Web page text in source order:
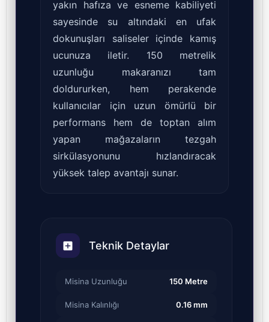
yakın hafıza ve esneme kabiliyeti
sayesinde su altındaki en ufak
dokunuşları saliseler içinde kamış
ucunuza iletir. 150 metrelik
uzunluğu makaranızı tam
doldururken, hem perakende
kullanıcılar için uzun ömürlü bir
performans hem de toptan alım
yapan mağazaların tezgah
sirkülasyonunu hızlandıracak
yüksek talep avantajı sunar.
Teknik Detaylar
Misina Uzunluğu 150 Metre
Misina Kalınlığı 0.16 mm